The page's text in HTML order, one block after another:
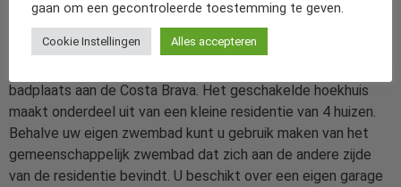
badplaats aan de Costa Brava. Het geschakelde hoekhuis
maakt onderdeel uit van een kleine residentie van 4 huizen.
Behalve uw eigen zwembad kunt u gebruik maken van het
gemeenschappelijk zwembad dat zich aan de andere zijde
van de residentie bevindt. U beschikt over een eigen garage
gaan om een gecontroleerde toestemming te geven.
Cookie Instellingen Alles accepteren